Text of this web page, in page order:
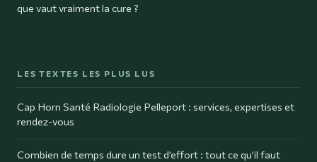
que vaut vraiment la cure ?
LES TEXTES LES PLUS LUS
Cap Horn Santé Radiologie Pelleport : services, expertises et
rendez-vous
Combien de temps dure un test d’effort : tout ce qu’il faut